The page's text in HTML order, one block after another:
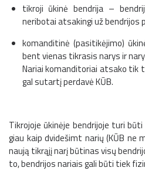
tik­ro­ji ūki­nė ben­dri­ja –
neribotai atsakingi už bendrijos
ko­man­di­ti­nė (pa­si­ti­kė­ji­mo)
bent vienas tikrasis narys ir
Na­riai ko­man­di­to­riai at­sa­ko
gal su­tar­tį per­da­vė KŪB.
Tikrojoje ūkinėje ben­dri­jo­je tu­ri
giau kaip dvide­šimt na­rių (KŪB ne
nau­ją tikrąjį na­rį bū­ti­nas vi­sų
to, ben­dri­jos na­riais ga­li bū­ti tiek